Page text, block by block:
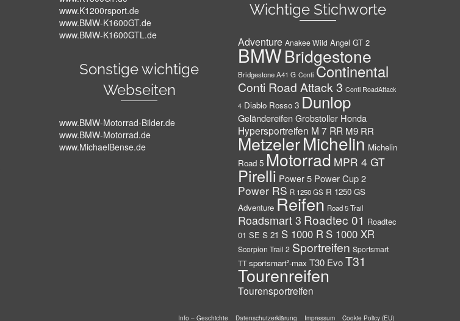
www.K1200rsport.de
www.BMW-K1600GT.de
www.BMW-K1600GTL.de
Sonstige wichtige
Webseiten
www.BMW-Motorrad-Bilder.de
www.BMW-Motorrad.de
www.MichaelBense.de
Wichtige Stichworte
Adventure Anakee Wild Angel GT 2
BMWBridgestone
Bridgestone A41 G Conti Continental
Conti Road Attack 3 Conti RoadAttack
4 Diablo Rosso 3 Dunlop
Geländereifen Grobstoller Honda
Hypersportreifen M 7 RR M9 RR
MetzelerMichelin Michelin
Road 5 Motorrad MPR 4 GT
Pirelli Power 5 Power Cup 2
Power RS R 1250 GS R 1250 GS
Adventure Reifen Road 5 Trail
Roadsmart 3 Roadtec 01 Roadtec
01 SE S 21 S 1000 R S 1000 XR
Scorpion Trail 2 Sportreifen Sportsmart
TT sportsmart²-max T30 Evo T31
Tourenreifen
Tourensportreifen
Info – Geschichte Datenschutzerklärung Impressum Cookie Policy (EU)